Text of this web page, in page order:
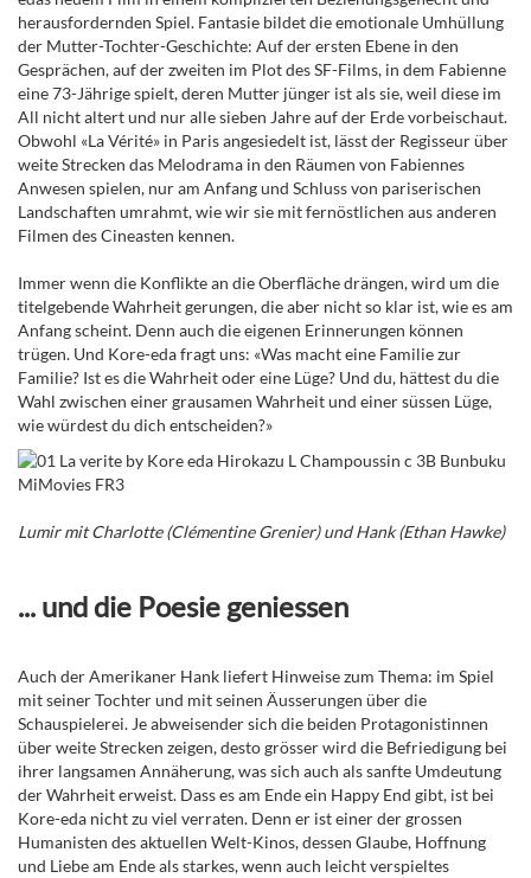
herausfordernden Spiel. Fantasie bildet die emotionale Umhüllung
der Mutter-Tochter-Geschichte: Auf der ersten Ebene in den
Gesprächen, auf der zweiten im Plot des SF-Films, in dem Fabienne
eine 73-Jährige spielt, deren Mutter jünger ist als sie, weil diese im
All nicht altert und nur alle sieben Jahre auf der Erde vorbeischaut.
Obwohl «La Vérité» in Paris angesiedelt ist, lässt der Regisseur über
weite Strecken das Melodrama in den Räumen von Fabiennes
Anwesen spielen, nur am Anfang und Schluss von pariserischen
Landschaften umrahmt, wie wir sie mit fernöstlichen aus anderen
Filmen des Cineasten kennen.
Immer wenn die Konflikte an die Oberfläche drängen, wird um die
titelgebende Wahrheit gerungen, die aber nicht so klar ist, wie es am
Anfang scheint. Denn auch die eigenen Erinnerungen können
trügen. Und Kore-eda fragt uns: «Was macht eine Familie zur
Familie? Ist es die Wahrheit oder eine Lüge? Und du, hättest du die
Wahl zwischen einer grausamen Wahrheit und einer süssen Lüge,
wie würdest du dich entscheiden?»
Lumir mit Charlotte (Clémentine Grenier) und Hank (Ethan Hawke)
... und die Poesie geniessen
Auch der Amerikaner Hank liefert Hinweise zum Thema: im Spiel
mit seiner Tochter und mit seinen Äusserungen über die
Schauspielerei. Je abweisender sich die beiden Protagonistinnen
über weite Strecken zeigen, desto grösser wird die Befriedigung bei
ihrer langsamen Annäherung, was sich auch als sanfte Umdeutung
der Wahrheit erweist. Dass es am Ende ein Happy End gibt, ist bei
Kore-eda nicht zu viel verraten. Denn er ist einer der grossen
Humanisten des aktuellen Welt-Kinos, dessen Glaube, Hoffnung
und Liebe am Ende als starkes, wenn auch leicht verspieltes